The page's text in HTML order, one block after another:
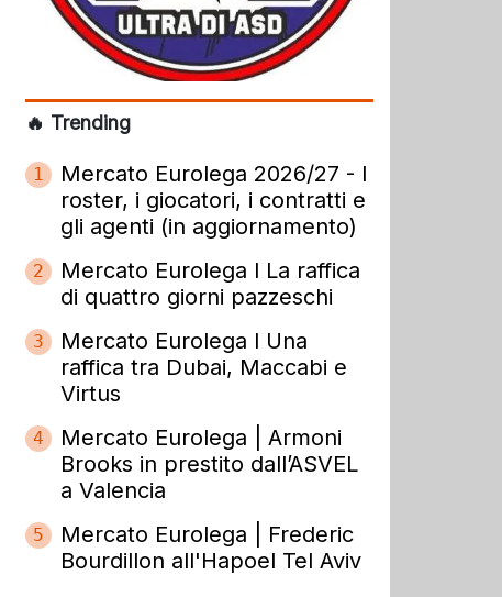
🔥 Trending
1
Mercato Eurolega 2026/27 - I
roster, i giocatori, i contratti e
gli agenti (in aggiornamento)
2
Mercato Eurolega l La raffica
di quattro giorni pazzeschi
3
Mercato Eurolega l Una
raffica tra Dubai, Maccabi e
Virtus
4
Mercato Eurolega | Armoni
Brooks in prestito dall’ASVEL
a Valencia
5
Mercato Eurolega | Frederic
Bourdillon all'Hapoel Tel Aviv